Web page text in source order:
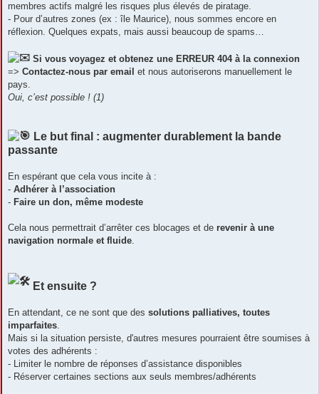
membres actifs malgré les risques plus élevés de piratage.
- Pour d’autres zones (ex : île Maurice), nous sommes encore en
réflexion. Quelques expats, mais aussi beaucoup de spams…
Si vous voyagez et obtenez une ERREUR 404 à la connexion
=> Contactez-nous par email et nous autoriserons manuellement le
pays.
Oui, c’est possible ! (1)
Le but final : augmenter durablement la bande
passante
En espérant que cela vous incite à :
- Adhérer à l’association
- Faire un don, même modeste
Cela nous permettrait d’arrêter ces blocages et de revenir à une
navigation normale et fluide.
Et ensuite ?
En attendant, ce ne sont que des solutions palliatives, toutes
imparfaites.
Mais si la situation persiste, d'autres mesures pourraient être soumises à
votes des adhérents :
- Limiter le nombre de réponses d’assistance disponibles
- Réserver certaines sections aux seuls membres/adhérents